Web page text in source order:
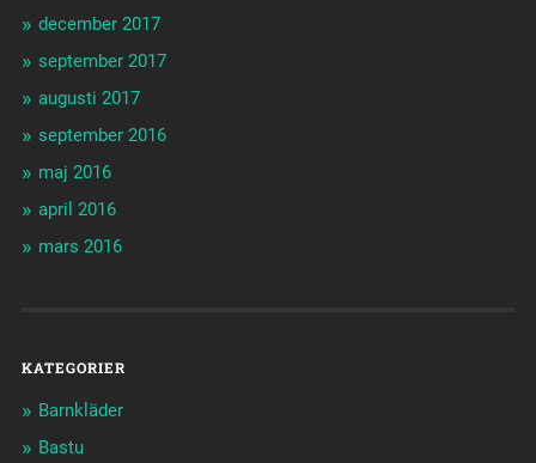
december 2017
september 2017
augusti 2017
september 2016
maj 2016
april 2016
mars 2016
KATEGORIER
Barnkläder
Bastu